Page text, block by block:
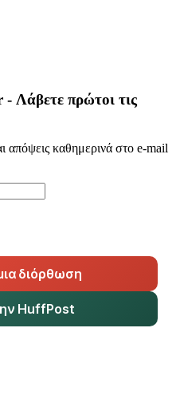
- Λάβετε πρώτοι τις
απόψεις καθημερινά στο e-mail
διόρθωση
HuffPost